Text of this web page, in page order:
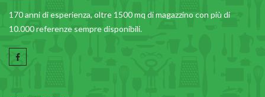
170 anni di esperienza, oltre 1500 mq di magazzino con più di
10.000 referenze sempre disponibili.